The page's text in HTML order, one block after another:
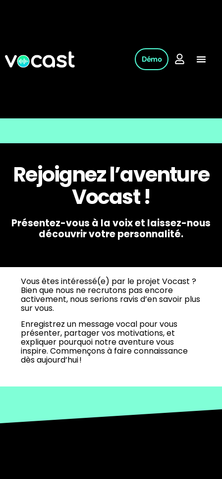
Démo
Rejoignez l’aventure
Vocast !
Présentez-vous à la voix et laissez-nous
découvrir votre personnalité.
Vous êtes intéressé(e) par le projet Vocast ?
Bien que nous ne recrutons pas encore
activement, nous serions ravis d’en savoir plus
sur vous.
Enregistrez un message vocal pour vous
présenter, partager vos motivations, et
expliquer pourquoi notre aventure vous
inspire. Commençons à faire connaissance
dès aujourd’hui !